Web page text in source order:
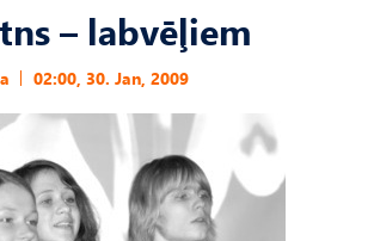
– labvēļiem
02:00, 30. Jan, 2009